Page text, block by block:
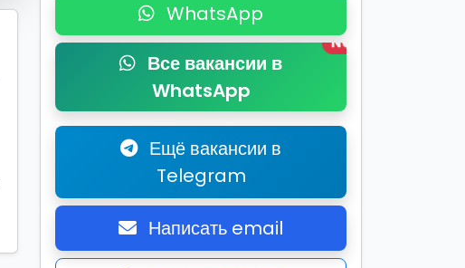
WhatsApp
Все вакансии в
WhatsApp
New
Ещё вакансии в
Telegram
Написать email